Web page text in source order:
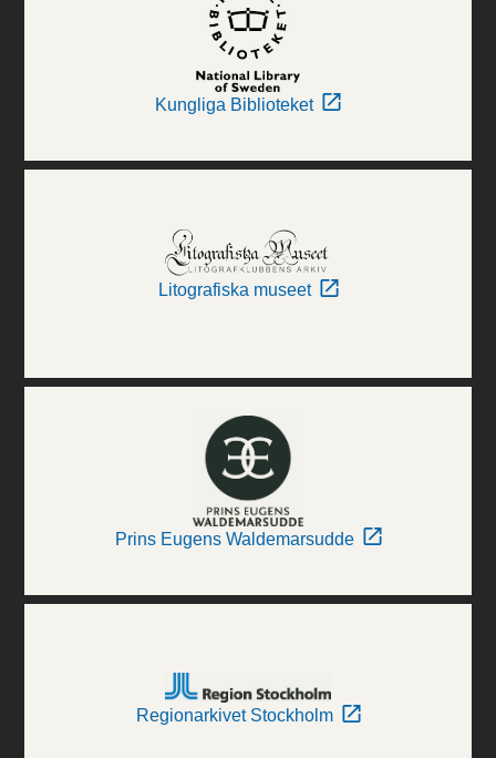
Kungliga Biblioteket
Litografiska museet
Prins Eugens Waldemarsudde
Regionarkivet Stockholm